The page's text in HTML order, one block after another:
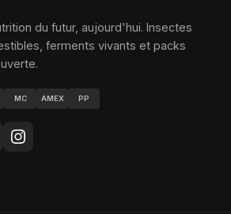
du futur, aujourd'hui. Insectes
ferments vivants et packs
MC AMEX PP